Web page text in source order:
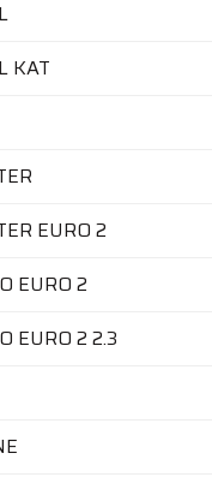
KAT
EURO 2
EURO 2
EURO 2 2.3